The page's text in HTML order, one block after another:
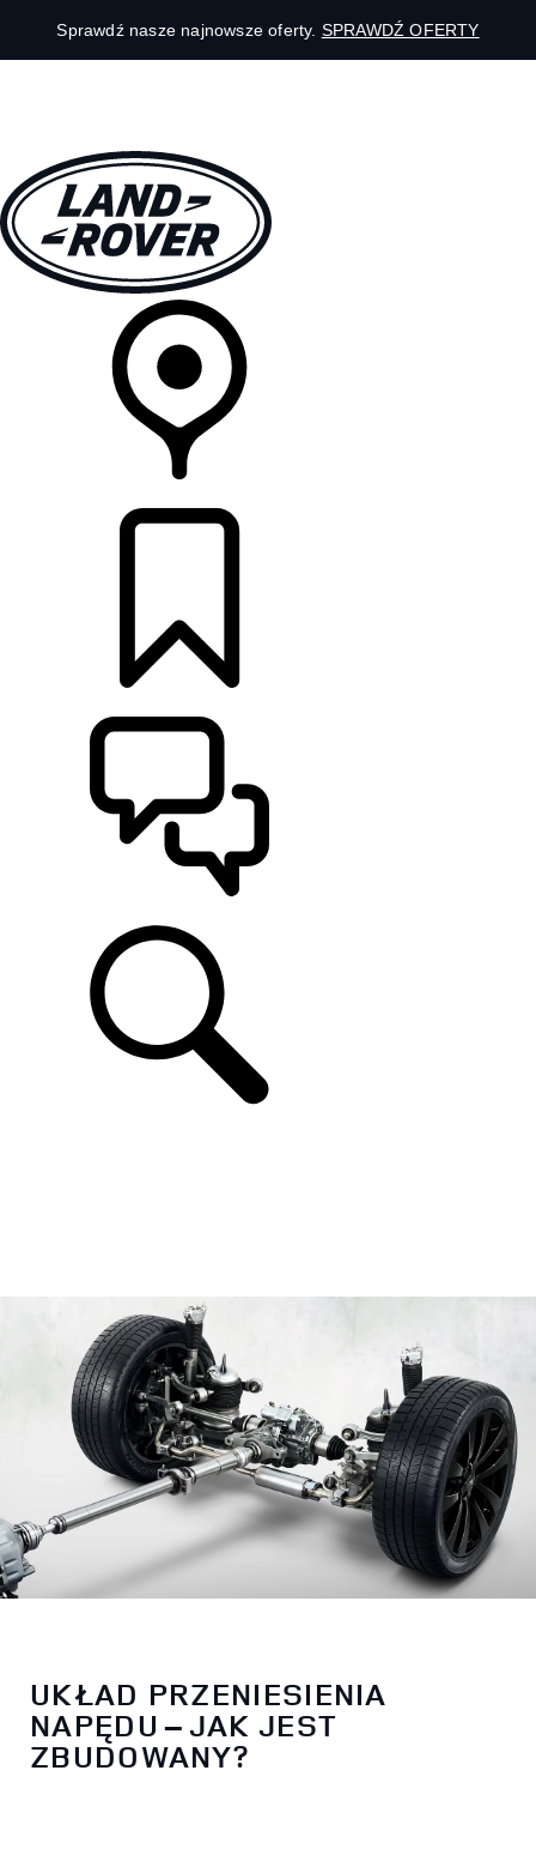
Sprawdź nasze najnowsze oferty. SPRAWDŹ OFERTY
UKŁAD PRZENIESIENIA
NAPĘDU – JAK JEST
ZBUDOWANY?